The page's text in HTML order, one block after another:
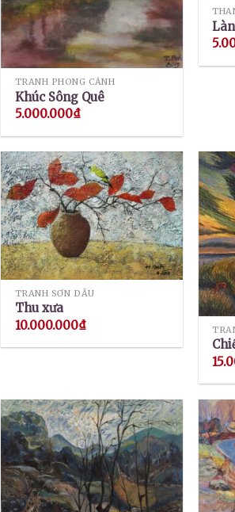
TRANH PHONG CẢNH
Khúc Sông Quê
5.000.000₫
TRANH SƠN DẦU
Thu xưa
10.000.000₫